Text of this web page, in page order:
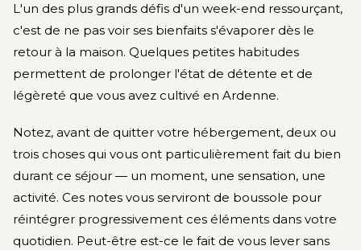
L'un des plus grands défis d'un week-end ressourçant,
c'est de ne pas voir ses bienfaits s'évaporer dès le
retour à la maison. Quelques petites habitudes
permettent de prolonger l'état de détente et de
légèreté que vous avez cultivé en Ardenne.
Notez, avant de quitter votre hébergement, deux ou
trois choses qui vous ont particulièrement fait du bien
durant ce séjour — un moment, une sensation, une
activité. Ces notes vous serviront de boussole pour
réintégrer progressivement ces éléments dans votre
quotidien. Peut-être est-ce le fait de vous lever sans